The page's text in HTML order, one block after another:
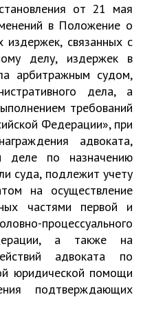
от 21 мая
в Положение о
издержек, связанных с
делу, издержек в
арбитражным судом,
дела, а
требований
Федерации», при
адвоката,
деле по назначению
суда, подлежит учету
на осуществление
частями первой и
процессуального
а также на
адвоката по
юридической помощи
подтверждающих